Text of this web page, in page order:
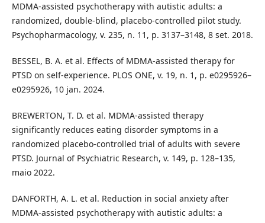
MDMA-assisted psychotherapy with autistic adults: a
randomized, double-blind, placebo-controlled pilot study.
Psychopharmacology, v. 235, n. 11, p. 3137–3148, 8 set. 2018.
BESSEL, B. A. et al. Effects of MDMA-assisted therapy for
PTSD on self-experience. PLOS ONE, v. 19, n. 1, p. e0295926–
e0295926, 10 jan. 2024.
BREWERTON, T. D. et al. MDMA-assisted therapy
significantly reduces eating disorder symptoms in a
randomized placebo-controlled trial of adults with severe
PTSD. Journal of Psychiatric Research, v. 149, p. 128–135,
maio 2022.
DANFORTH, A. L. et al. Reduction in social anxiety after
MDMA-assisted psychotherapy with autistic adults: a